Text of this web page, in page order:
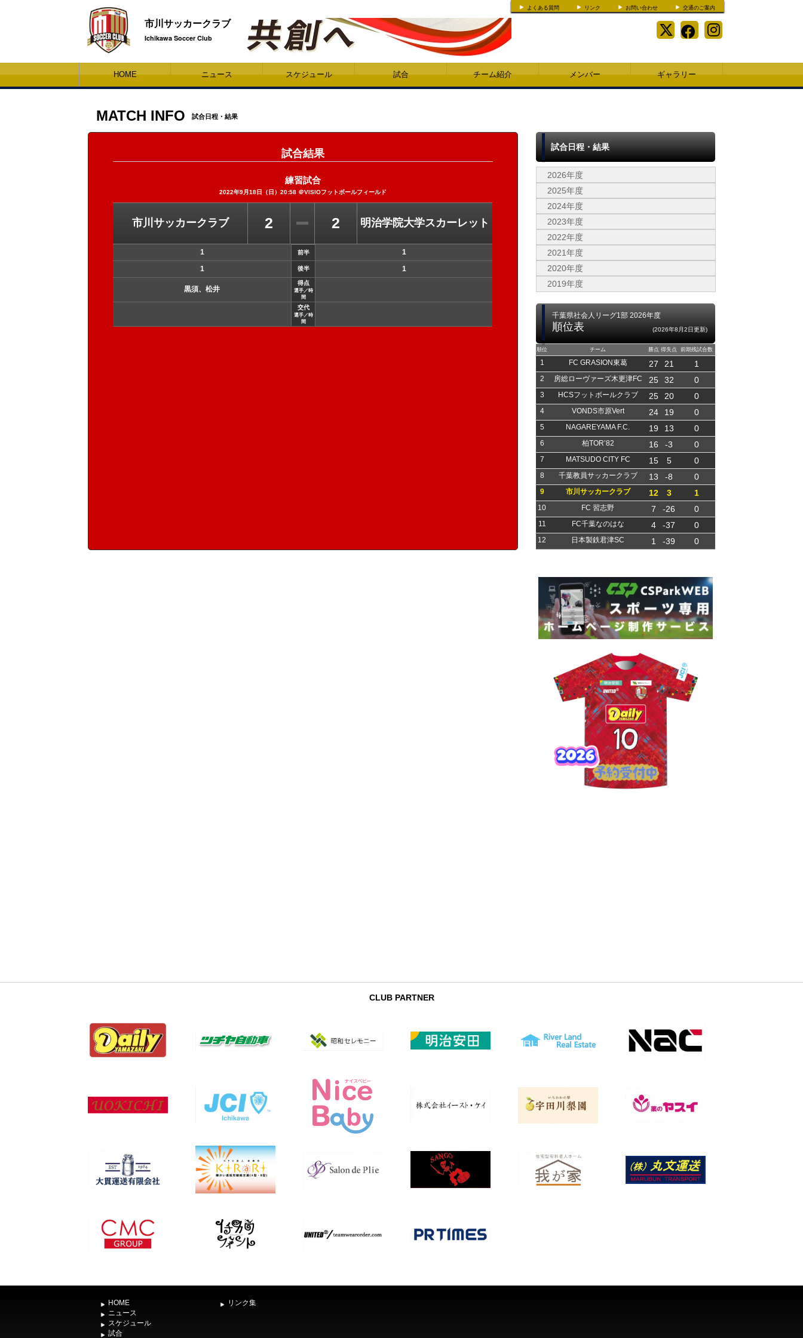
よくある質問 リンク お問い合わせ 交通のご案内
市川サッカークラブ
Ichikawa Soccer Club
HOME ニュース スケジュール 試合 チーム紹介 メンバー ギャラリー
MATCH INFO 試合日程・結果
試合結果
練習試合
2022年9月18日（日）20:58 ＠VISIOフットボールフィールド
市川サッカークラブ 2 2 明治学院大学スカーレット
1 前半
1
1
後半 1
黒須、松井
得点
選手／時
間
交代
選手／時
間
試合日程・結果
2026年度
2025年度
2024年度
2023年度
2022年度
2021年度
2020年度
2019年度
千葉県社会人リーグ1部 2026年度
順位表 (2026年8月2日更新)
順位 チーム 勝点 得失点 前期残試合数
1 FC GRASION東葛 27 21 1
2 房総ローヴァーズ木更津FC 25 32 0
3 HCSフットボールクラブ 25 20 0
4 VONDS市原Vert 24 19 0
5 NAGAREYAMA F.C. 19 13 0
6 柏TOR’82 16 -3 0
7 MATSUDO CITY FC 15 5 0
8 千葉教員サッカークラブ 13 -8 0
9 市川サッカークラブ 12 3 1
10 FC 習志野 7 -26 0
11 FC千葉なのはな 4 -37 0
12 日本製鉄君津SC 1 -39 0
CLUB PARTNER
HOME
ニュース
スケジュール
試合
リンク集